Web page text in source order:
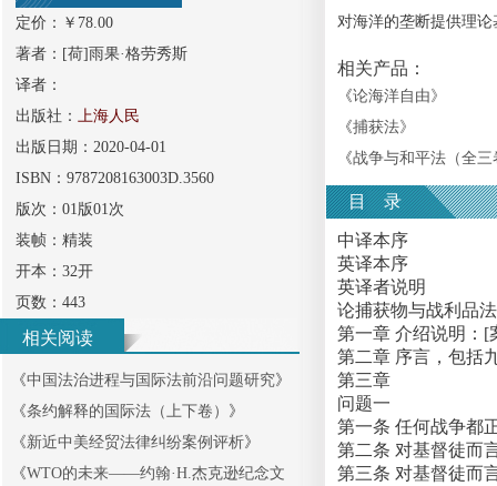
定价：￥ 78.00
著者： [荷]雨果·格劳秀斯
译者：
出版社： 上海人民
出版日期： 2020-04-01
ISBN： 9787208163003D.3560
版次： 01版01次
装帧： 精装
开本： 32开
页数： 443
相关阅读
《中国法治进程与国际法前沿问题研究》
《条约解释的国际法（上下卷） 》
《新近中美经贸法律纠纷案例评析》
《WTO的未来——约翰·H.杰克逊纪念文
对海洋的垄断提供理
相关产品：
《论海洋自由》
《捕获法》
《战争与和平法（全三
目 录
中译本序
英译本序
英译者说明
论捕获物与战利品法
第一章 介绍说明
第二章 序言，包括
第三章
问题一
第一条 任何战争都
第二条 对基督徒而
第三条 对基督徒而